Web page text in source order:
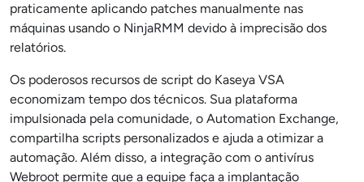
praticamente aplicando patches manualmente nas
máquinas usando o NinjaRMM devido à imprecisão dos
relatórios.
Os poderosos recursos de script do Kaseya VSA
economizam tempo dos técnicos. Sua plataforma
impulsionada pela comunidade, o Automation Exchange,
compartilha scripts personalizados e ajuda a otimizar a
automação. Além disso, a integração com o antivírus
Webroot permite que a equipe faça a implantação